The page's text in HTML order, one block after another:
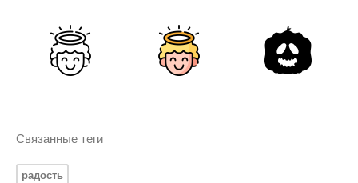
Связанные теги
радость